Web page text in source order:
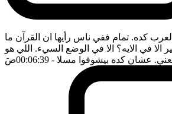
كده. تمام ففي ناس رأيها ان القرآن ما
الا في الايه؟ الا في الوضع السيء. اللي هو
عشان كده بيشوفوا مسلا - 00:06:39 ضَ